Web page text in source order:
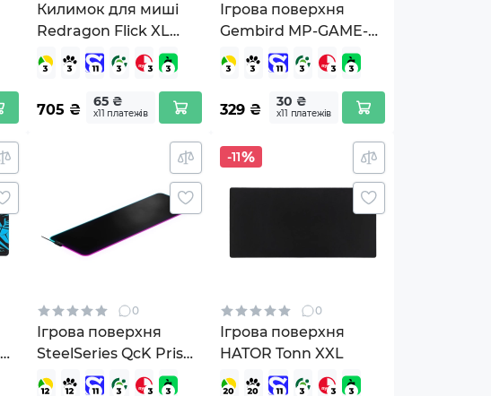
Килимок для миші
Redragon Flick XL
Black
(77990_Redragon)
705 ₴ 65 ₴
х11 платежів
Ігрова поверхня
Gembird MP-GAME-
XL
329 ₴ 30 ₴
х11 платежів
0
Ігрова поверхня
SteelSeries QcK Prism
Cloth XL (SS63826)
-11
0
Ігрова поверхня
HATOR Tonn XXL